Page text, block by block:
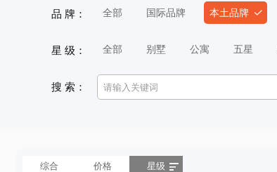
品 牌： 全部 国际品牌 本土品牌
星 级： 全部 别墅 公寓 五星
搜 索：
综合 价格 星级